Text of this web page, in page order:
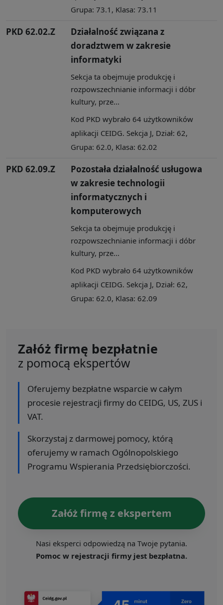
Grupa: 73.1, Klasa: 73.11
PKD 62.02.Z
Działalność związana z
doradztwem w zakresie
informatyki
Sekcja ta obejmuje produkcję i
rozpowszechnianie informacji i dóbr
kultury, prze...
Kod PKD wybrało 64 użytkowników
aplikacji CEIDG. Sekcja J, Dział: 62,
Grupa: 62.0, Klasa: 62.02
PKD 62.09.Z
Pozostała działalność usługowa
w zakresie technologii
informatycznych i
komputerowych
Sekcja ta obejmuje produkcję i
rozpowszechnianie informacji i dóbr
kultury, prze...
Kod PKD wybrało 64 użytkowników
aplikacji CEIDG. Sekcja J, Dział: 62,
Grupa: 62.0, Klasa: 62.09
Załóż firmę bezpłatnie
z pomocą ekspertów
Oferujemy bezpłatne wsparcie w całym
procesie rejestracji firmy do CEIDG, US, ZUS i
VAT.
Skorzystaj z darmowej pomocy, którą
oferujemy w ramach Ogólnopolskiego
Programu Wspierania Przedsiębiorczości.
Załóż firmę z ekspertem
Nasi eksperci odpowiedzą na Twoje pytania.
Pomoc w rejestracji firmy jest bezpłatna.